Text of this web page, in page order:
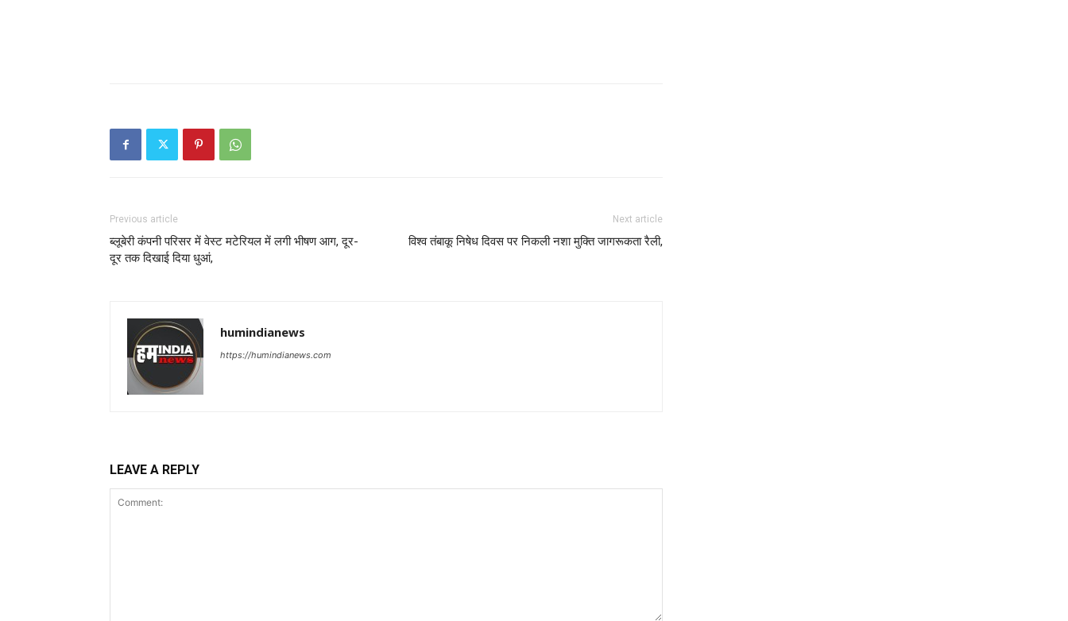
Previous article
ब्लूबेरी कंपनी परिसर में वेस्ट मटेरियल में लगी भीषण आग, दूर-
दूर तक दिखाई दिया धुआं,
Next article
विश्व तंबाकू निषेध दिवस पर निकली नशा मुक्ति जागरूकता रैली,
humindianews
https://humindianews.com
LEAVE A REPLY